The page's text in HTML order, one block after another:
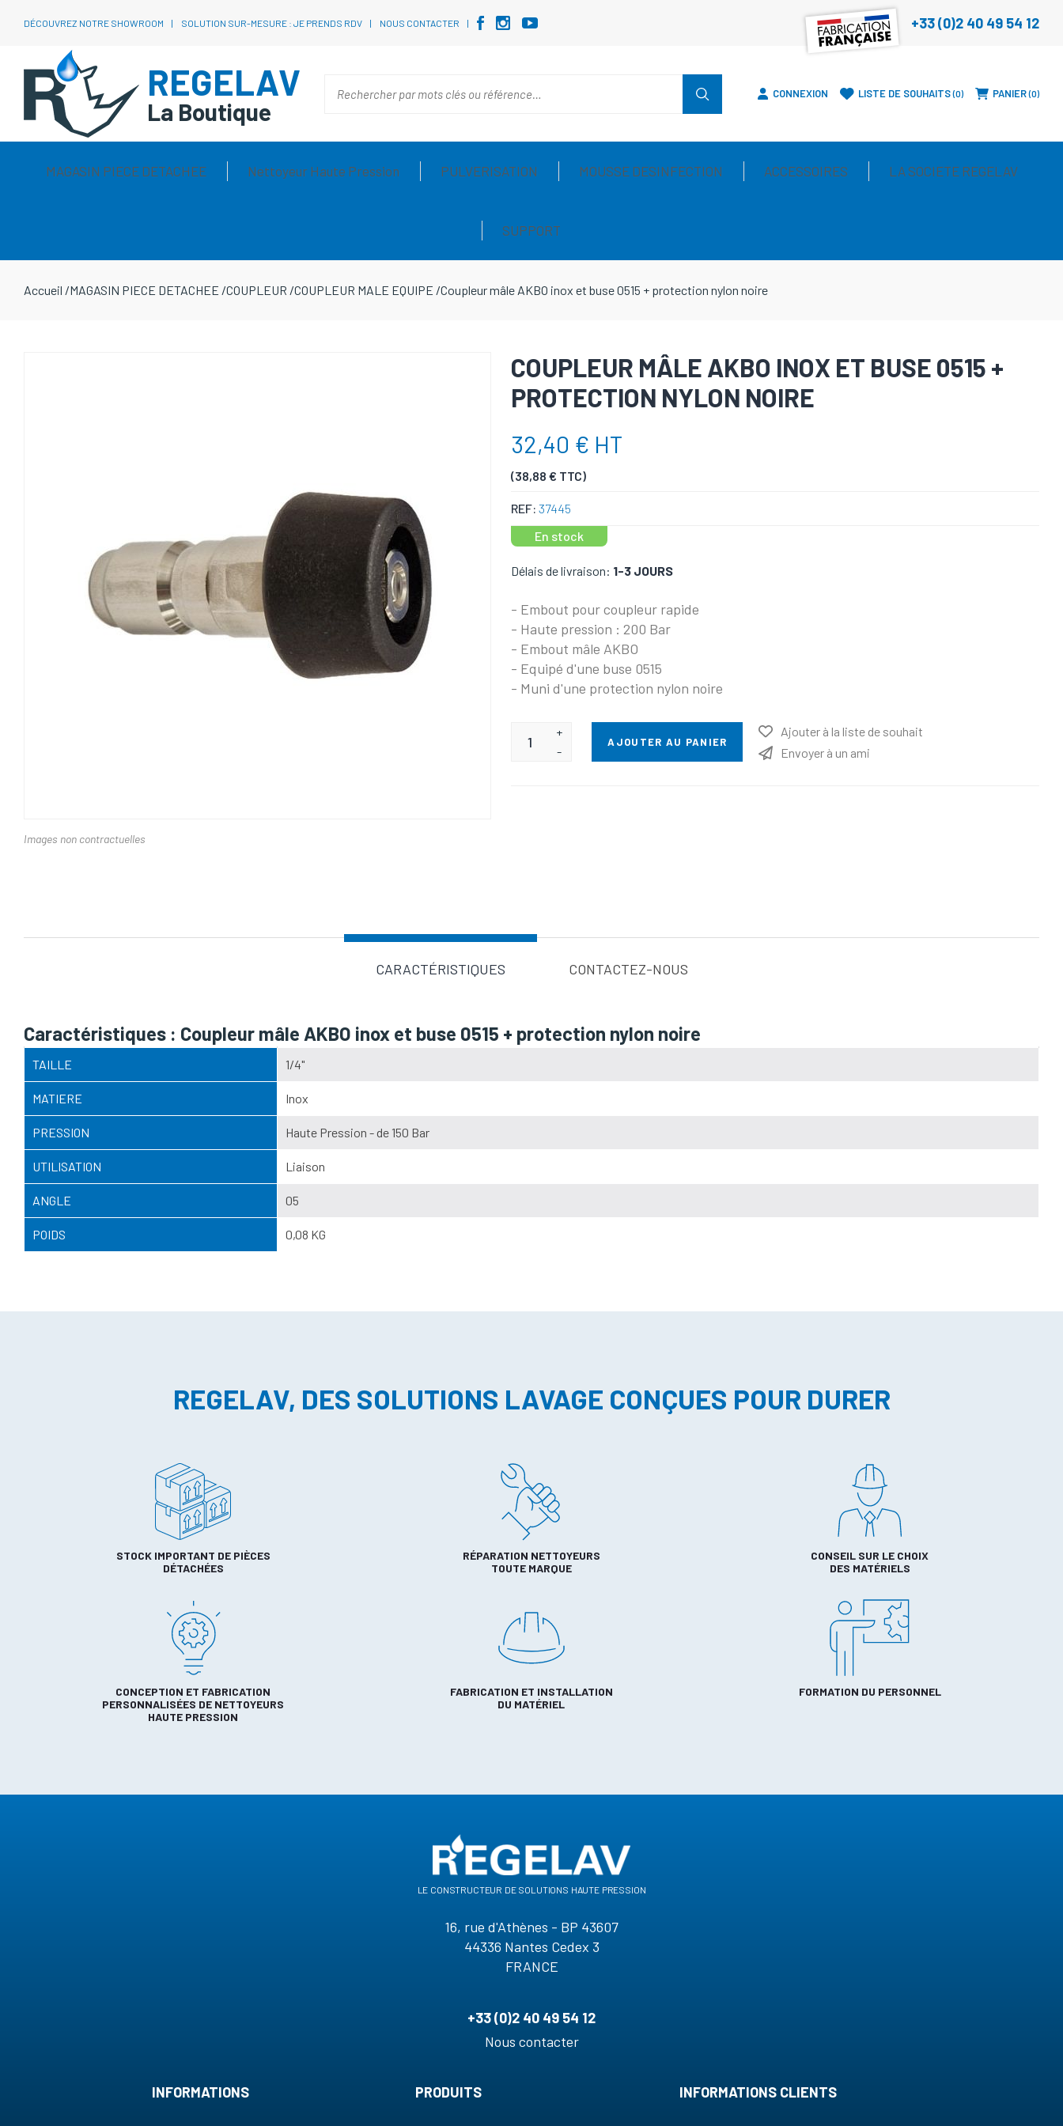
DÉCOUVREZ NOTRE SHOWROOM SOLUTION SUR-MESURE : JE PRENDS RDV NOUS CONTACTER +33 (0)2 40 49 54 12
REGELAV
La Boutique
CONNEXION LISTE DE SOUHAITS 0 PANIER 0
MAGASIN PIECE DETACHEE Nettoyeur Haute Pression PULVERISATION MOUSSE DESINFECTION ACCESSOIRES LA SOCIETE REGELAV
SUPPORT
Accueil /MAGASIN PIECE DETACHEE /COUPLEUR /COUPLEUR MALE EQUIPE /Coupleur mâle AKBO inox et buse 0515 + protection nylon noire
Images non contractuelles
COUPLEUR MÂLE AKBO INOX ET BUSE 0515 +
PROTECTION NYLON NOIRE
32,40 € HT
(38,88 € TTC)
REF: 37445
En stock
Délais de livraison: 1-3 JOURS
- Embout pour coupleur rapide
- Haute pression : 200 Bar
- Embout mâle AKBO
- Equipé d'une buse 0515
- Muni d'une protection nylon noire
+
-
AJOUTER AU PANIER
Ajouter à la liste de souhait
Envoyer à un ami
CARACTÉRISTIQUES CONTACTEZ-NOUS
Caractéristiques : Coupleur mâle AKBO inox et buse 0515 + protection nylon noire
TAILLE 1/4"
MATIERE Inox
PRESSION Haute Pression - de 150 Bar
UTILISATION Liaison
ANGLE 05
POIDS 0,08 KG
REGELAV, DES SOLUTIONS LAVAGE CONÇUES POUR DURER
STOCK IMPORTANT DE PIÈCES
DÉTACHÉES
RÉPARATION NETTOYEURS
TOUTE MARQUE
CONSEIL SUR LE CHOIX
DES MATÉRIELS
CONCEPTION ET FABRICATION
PERSONNALISÉES DE NETTOYEURS
HAUTE PRESSION
FABRICATION ET INSTALLATION
DU MATÉRIEL
FORMATION DU PERSONNEL
le constructeur de solutions haute pression
16, rue d'Athènes - BP 43607
44336 Nantes Cedex 3
FRANCE
+33 (0)2 40 49 54 12
Nous contacter
INFORMATIONS PRODUITS INFORMATIONS CLIENTS